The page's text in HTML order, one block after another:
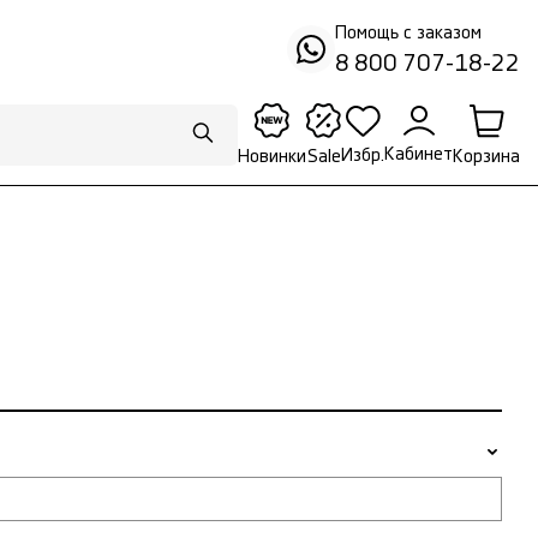
Помощь с заказом
8 800 707-18-22
НовинкиSale Избр. Кабинет Корзина